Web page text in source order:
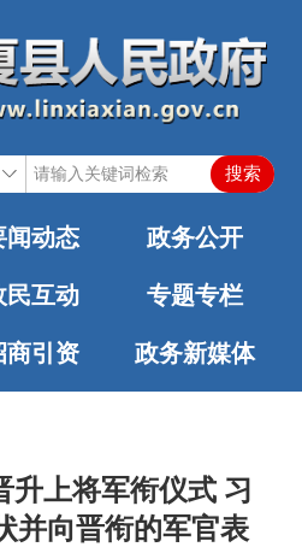
闻动态 政务公开
民互动 专题专栏
商引资 政务新媒体
升上将军衔仪式 习
并向晋衔的军官表